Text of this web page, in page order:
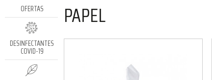
OFERTAS
DESINFECTANTES
COVID-19
PAPEL